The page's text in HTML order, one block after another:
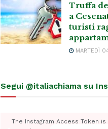
Truffa
a
turisti
MARTEDÌ
Segui @italiachiama su
The Instagram Access Token